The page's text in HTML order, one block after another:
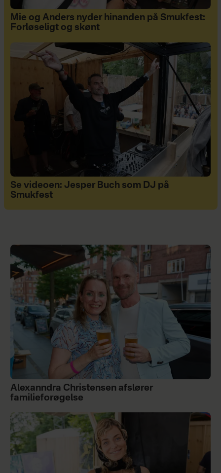
Mie og Anders nyder hinanden på Smukfest:
Forløseligt og skønt
Se videoen: Jesper Buch som DJ på
Smukfest
Alexanndra Christensen afslører
familieforøgelse